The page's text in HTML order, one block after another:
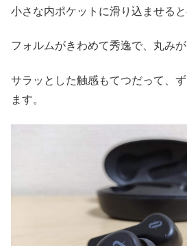
小さな内ポケットに滑り込ませると
フォルムがきわめて秀逸で、丸みが
サラッとした触感もてつだって、
ます。